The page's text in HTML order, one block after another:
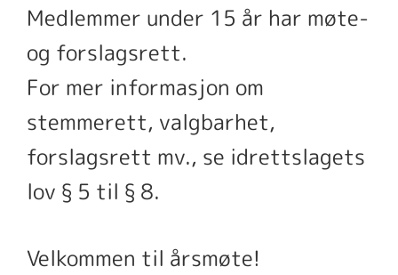
Medlemmer under 15 år har møte-
og forslagsrett.
For mer informasjon om
stemmerett, valgbarhet,
forslagsrett mv., se idrettslagets
lov § 5 til § 8.
Velkommen til årsmøte!